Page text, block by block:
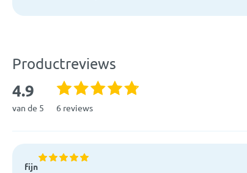
Productreviews
4.9
van de 5 6 reviews
fijn